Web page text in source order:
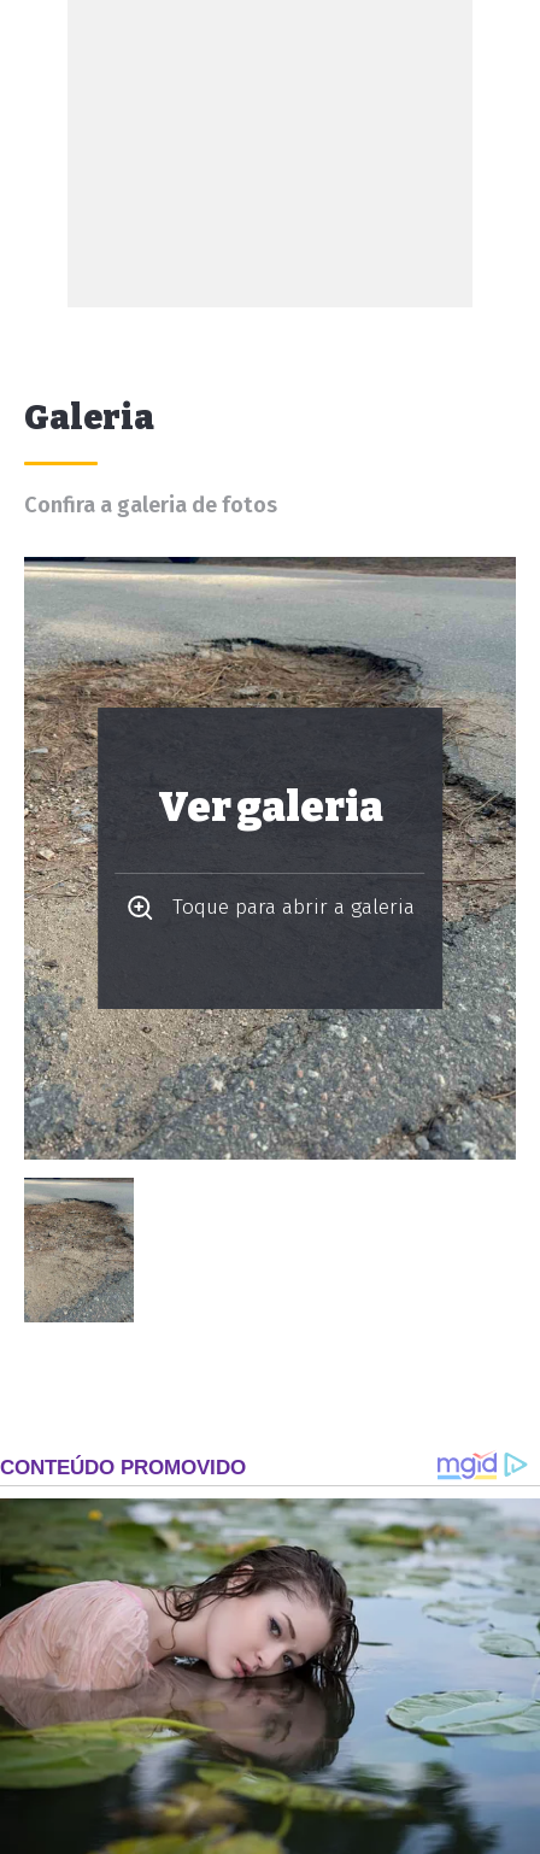
Galeria
Confira a galeria de fotos
Ver galeria
Toque para abrir a galeria